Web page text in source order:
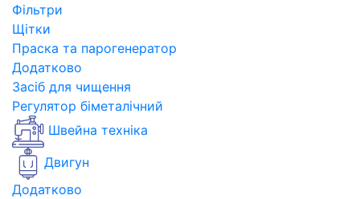
Фільтри
Щітки
Праска та парогенератор
Додатково
Засіб для чищення
Регулятор біметалічний
Швейна техніка
Двигун
Додатково